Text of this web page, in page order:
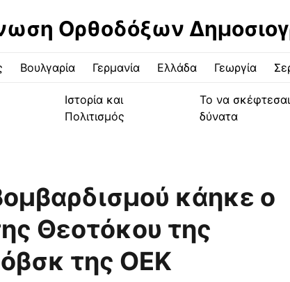
Ορθοδόξων
Βουλγαρία Γερμανία Ελλάδα Γεωργία
Ιστορία και
Πολιτισμός
Το να σκέφτεσαι
δύνατα
κάηκε ο
Θεοτόκου της
της ΟΕΚ